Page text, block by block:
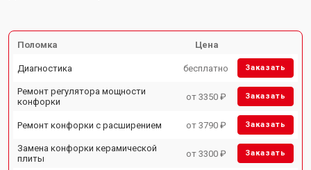
Поломка Цена
Диагностика бесплатно Заказать
Ремонт регулятора мощности
конфорки
от 3350 ₽ Заказать
Ремонт конфорки с расширением от 3790 ₽ Заказать
Замена конфорки керамической
плиты
от 3300 ₽ Заказать